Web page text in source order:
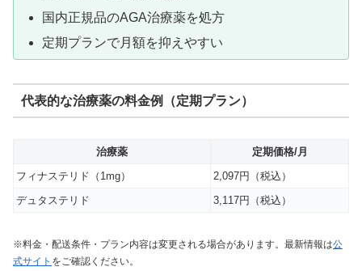
国内正規品のAGA治療薬を処方
定期プランで月額を抑えやすい
代表的な治療薬の料金例（定期プラン）
治療薬
定期価格/月
フィナステリド（1mg）
2,097円（税込）
デュタステリド
3,117円（税込）
※料金・配送条件・プラン内容は変更される場合があります。最新情報は公
式サイト をご確認ください。